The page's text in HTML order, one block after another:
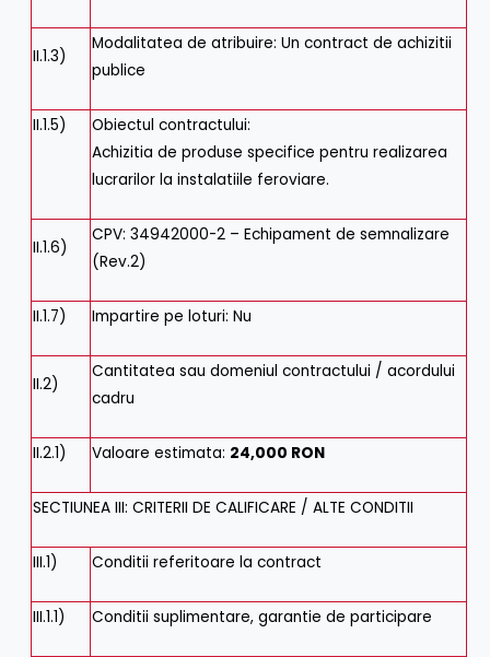
II.1.3)
Modalitatea de atribuire:Un contract de achizitii
publice
II.1.5)
Obiectul contractului:
Achizitia de produse specifice pentru realizarea
lucrarilor la instalatiile feroviare.
II.1.6)
CPV:34942000-2 – Echipament de semnalizare
(Rev.2)
II.1.7) Impartire pe loturi:Nu
II.2)
Cantitatea sau domeniul contractului / acordului
cadru
II.2.1) Valoare estimata: 24,000 RON
SECTIUNEA III: CRITERII DE CALIFICARE / ALTE CONDITII
III.1) Conditii referitoare la contract
III.1.1) Conditii suplimentare, garantie de participare